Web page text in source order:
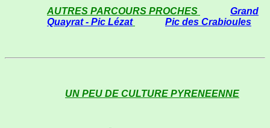
AUTRES PARCOURS PROCHES
Grand
Quayrat - Pic Lézat
Pic des Crabioules
UN PEU DE CULTURE PYRENEENNE